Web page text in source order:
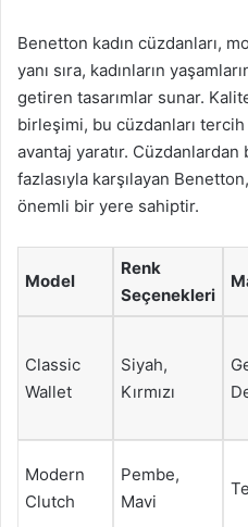
Benetton kadın cüzdanları,
yanı sıra, kadınların
getiren tasarımlar sunar.
birleşimi, bu cüzdanları
avantaj yaratır.
fazlasıyla karşılayan
önemli bir yere sahiptir.
Model
Renk
Seçenekleri
Classic
Wallet
Siyah,
Kırmızı
Modern
Clutch
Pembe,
Mavi